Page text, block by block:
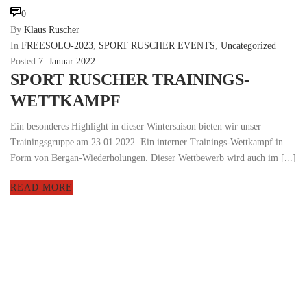
0
By Klaus Ruscher
In FREESOLO-2023, SPORT RUSCHER EVENTS, Uncategorized
Posted 7. Januar 2022
SPORT RUSCHER TRAININGS-
WETTKAMPF
Ein besonderes Highlight in dieser Wintersaison bieten wir unser
Trainingsgruppe am 23.01.2022. Ein interner Trainings-Wettkampf in
Form von Bergan-Wiederholungen. Dieser Wettbewerb wird auch im [...]
READ MORE